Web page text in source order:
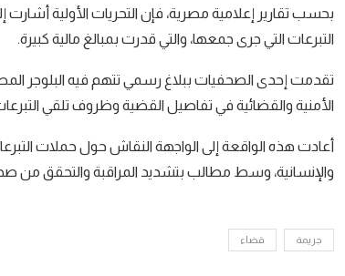
بحسب تقارير إعلامية مصرية، فإن التحريات الأولية
التبرعات التي جرى جمعها، والتي قدرت بمبالغ مالية كبيرة.
تقدمت إحدى الصحفيات ببلاغ رسمي تتهم فيه البلوجر
الأمنية والقضائية في تفاصيل القضية وظروف تلقي
أعادت هذه الواقعة إلى الواجهة النقاش حول حملات
والإنسانية، وسط مطالب بتشديد المراقبة والتحقق من
جريمة قضاء